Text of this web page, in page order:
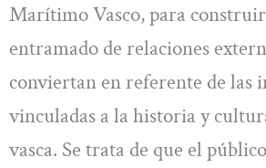
Marítimo Vasco, para
entramado de relaciones
conviertan en referente de las
vinculadas a la historia y
vasca. Se trata de que el